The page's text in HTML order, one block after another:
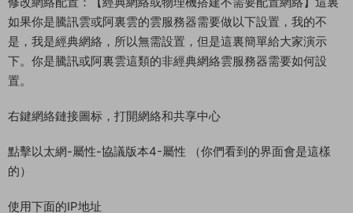
把服務端上傳解壓到服務器D盤根目錄:D:\
安裝基礎運行環境：
1.微軟常用運行庫合集.exe
2.安裝notepad++中文版.exe
3.解壓數據庫管理工具.zip
==========================================